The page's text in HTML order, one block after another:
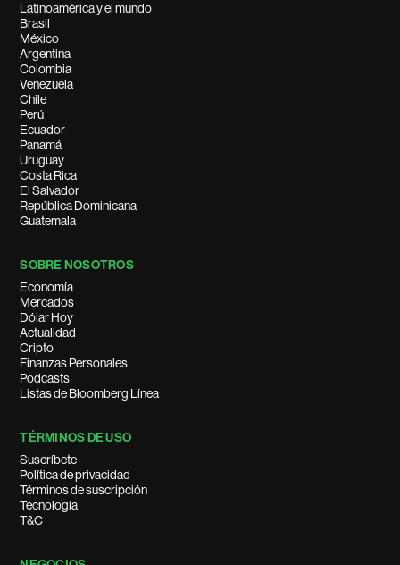
Latinoamérica y el mundo
Brasil
México
Argentina
Colombia
Venezuela
Chile
Perú
Ecuador
Panamá
Uruguay
Costa Rica
El Salvador
República Dominicana
Guatemala
SOBRE NOSOTROS
Economía
Mercados
Dólar Hoy
Actualidad
Cripto
Finanzas Personales
Podcasts
Listas de Bloomberg Línea
TÉRMINOS DE USO
Suscríbete
Política de privacidad
Términos de suscripción
Tecnología
T&C